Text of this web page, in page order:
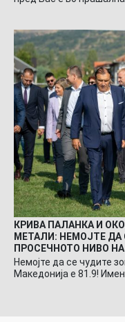
КРИВА ПАЛАНКА И
МЕТАЛИ: НЕМОЈТЕ
ПРОСЕЧНОТО НИВО НА
Немојте да се чудите
Македонија е 81.9!